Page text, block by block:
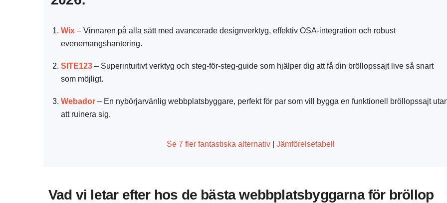
Wix – Vinnaren på alla sätt med avancerade designverktyg, effektiv OSA-integration och robust
evenemangshantering.
SITE123 – Superintuitivt verktyg och steg-för-steg-guide som hjälper dig att få din bröllopssajt live så snart
som möjligt.
Webador – En nybörjarvänlig webbplatsbyggare, perfekt för par som vill bygga en funktionell bröllopssajt
att ruinera sig.
Se 7 fler fantastiska alternativ| Jämförelsetabell
Vad vi letar efter hos de bästa webbplatsbyggarna för bröllop